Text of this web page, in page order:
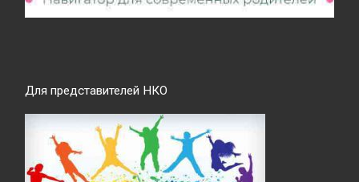
Для представителей НКО